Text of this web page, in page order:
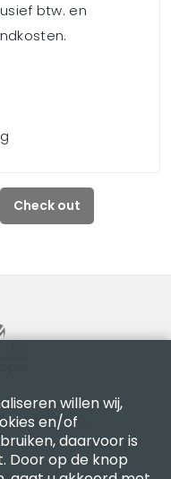
btw. en
Check out
in levering,
van hoogwaardige
willen wij,
en/of
daarvoor is
Door op de knop